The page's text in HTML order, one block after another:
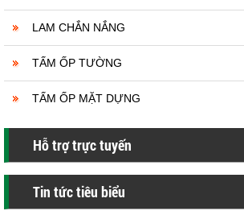
LAM CHẮN NẮNG
TẤM ỐP TƯỜNG
TẤM ỐP MẶT DỰNG
Hỗ trợ trực tuyến
Tin tức tiêu biểu